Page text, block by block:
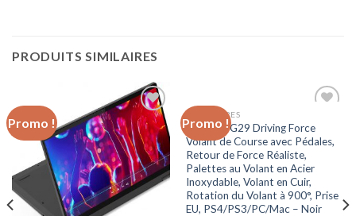
PRODUITS SIMILAIRES
Promo !
Ajouter
à la liste
d’envies
Promo !
à la liste
d’envies
ACCESSOIRES
Logitech G29 Driving Force
Volant de Course avec Pédales,
Retour de Force Réaliste,
Palettes au Volant en Acier
Inoxydable, Volant en Cuir,
Rotation du Volant à 900°, Prise
EU, PS4/PS3/PC/Mac – Noir